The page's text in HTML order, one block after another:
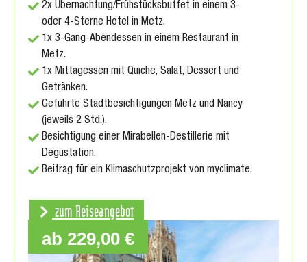
2x Übernachtung/Frühstücksbuffet in einem 3-
oder 4-Sterne Hotel in Metz.
1x 3-Gang-Abendessen in einem Restaurant in
Metz.
1x Mittagessen mit Quiche, Salat, Dessert und
Getränken.
Geführte Stadtbesichtigungen Metz und Nancy
(jeweils 2 Std.).
Besichtigung einer Mirabellen-Destillerie mit
Degustation.
Beitrag für ein Klimaschutzprojekt von myclimate.
zum Reiseangebot
ab 229,00 €